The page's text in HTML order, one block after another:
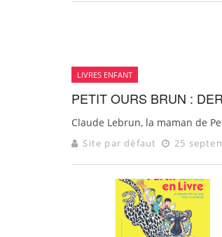
LIVRES ENFANT
PETIT OURS BRUN :
Claude Lebrun, la maman de
Site par défaut 25